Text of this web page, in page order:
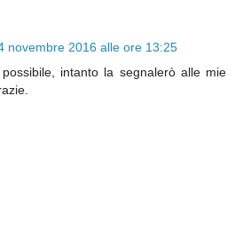
novembre 2016 alle ore 13:25
intanto la segnalerò alle mie